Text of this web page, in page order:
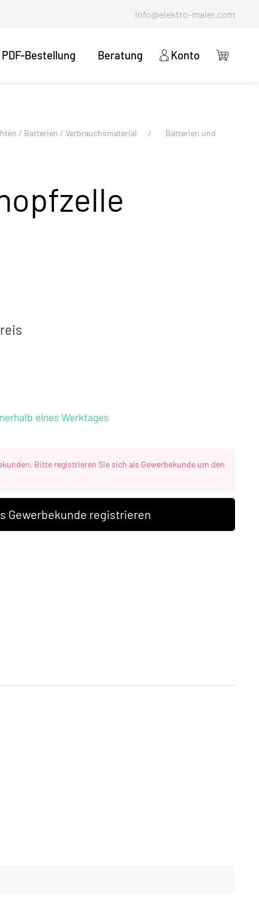
info@elektro-maier.com
PDF-Bestellung Beratung Konto
/ Batterien / Verbrauchsmaterial
Batterien und
eines Werktages
Bitte registrieren Sie sich als Gewerbekunde um den
Gewerbekunde registrieren